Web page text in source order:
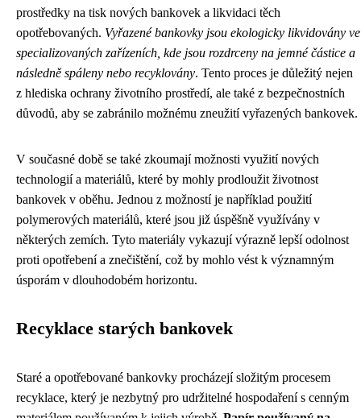
prostředky na tisk nových bankovek a likvidaci těch
opotřebovaných. Vyřazené bankovky jsou ekologicky likvidovány ve
specializovaných zařízeních, kde jsou rozdrceny na jemné částice a
následně spáleny nebo recyklovány. Tento proces je důležitý nejen
z hlediska ochrany životního prostředí, ale také z bezpečnostních
důvodů, aby se zabránilo možnému zneužití vyřazených bankovek.
V současné době se také zkoumají možnosti využití nových
technologií a materiálů, které by mohly prodloužit životnost
bankovek v oběhu. Jednou z možností je například použití
polymerových materiálů, které jsou již úspěšně využívány v
některých zemích. Tyto materiály vykazují výrazně lepší odolnost
proti opotřebení a znečištění, což by mohlo vést k významným
úsporám v dlouhodobém horizontu.
Recyklace starých bankovek
Staré a opotřebované bankovky procházejí složitým procesem
recyklace, který je nezbytný pro udržitelné hospodaření s cenným